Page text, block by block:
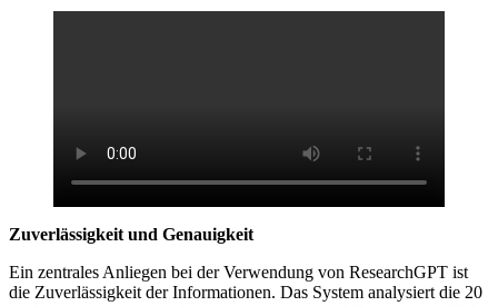
Zuverlässigkeit und Genauigkeit
Ein zentrales Anliegen bei der Verwendung von ResearchGPT ist
die Zuverlässigkeit der Informationen. Das System analysiert die 20